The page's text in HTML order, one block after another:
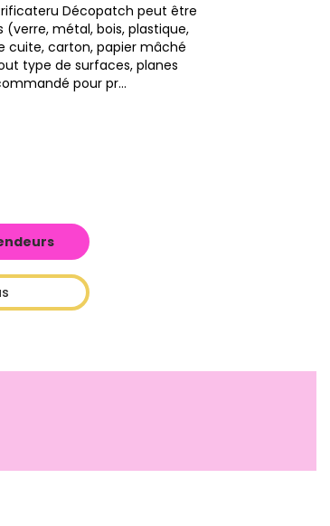
Décopatch peut être
métal, bois, plastique,
cuite, carton, papier mâché
type de surfaces, planes
pour pr...